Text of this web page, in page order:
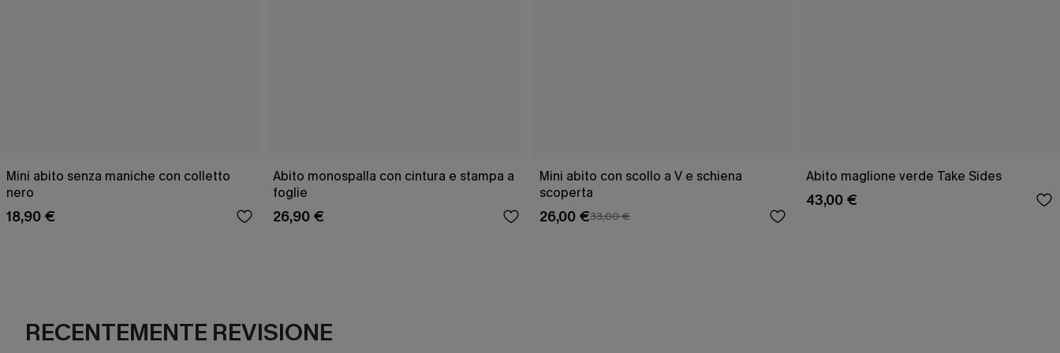
Mini abito senza maniche con colletto
nero
18,90 €
Abito monospalla con cintura e stampa a
foglie
26,90 €
Mini abito con scollo a V e schiena
scoperta
26,00 €33,00 €
Abito maglione verde Take Sides
43,00 €
RECENTEMENTE REVISIONE